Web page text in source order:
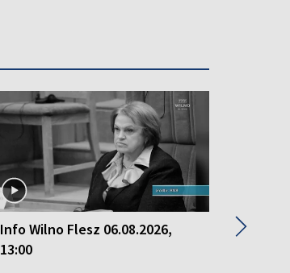
Info Wilno Flesz 06.08.2026,
13:00
Info
▶